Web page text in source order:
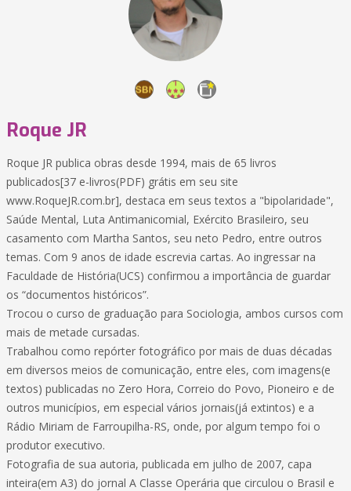
Roque JR
Roque JR publica obras desde 1994, mais de 65 livros
publicados[37 e-livros(PDF) grátis em seu site
www.RoqueJR.com.br], destaca em seus textos a "bipolaridade",
Saúde Mental, Luta Antimanicomial, Exército Brasileiro, seu
casamento com Martha Santos, seu neto Pedro, entre outros
temas. Com 9 anos de idade escrevia cartas. Ao ingressar na
Faculdade de História(UCS) confirmou a importância de guardar
os “documentos históricos”.
Trocou o curso de graduação para Sociologia, ambos cursos com
mais de metade cursadas.
Trabalhou como repórter fotográfico por mais de duas décadas
em diversos meios de comunicação, entre eles, com imagens(e
textos) publicadas no Zero Hora, Correio do Povo, Pioneiro e de
outros municípios, em especial vários jornais(já extintos) e a
Rádio Miriam de Farroupilha-RS, onde, por algum tempo foi o
produtor executivo.
Fotografia de sua autoria, publicada em julho de 2007, capa
inteira(em A3) do jornal A Classe Operária que circulou o Brasil e